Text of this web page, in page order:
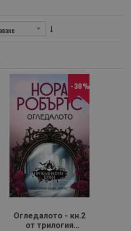
-30%
Огледалото - кн.2
от трилогия